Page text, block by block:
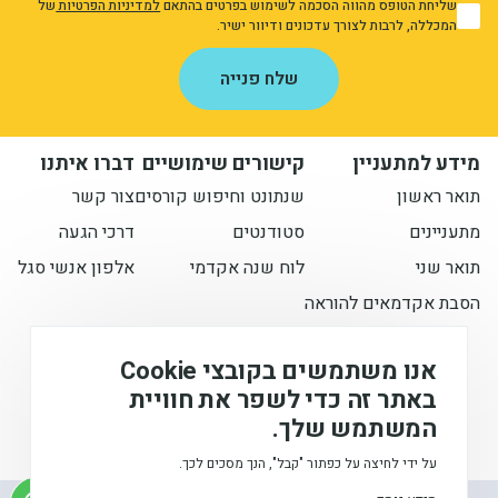
יחידות ומכונים 1
אני מאשר/ת את מדיניות הפרטיות
שליחת הטופס מהווה הסכמה לשימוש בפרטים בהתאםלמדיניות הפרטיותשל
המכללה, לרבות לצורך עדכונים ודיוור ישיר.
שלח פנייה
מידע למתעניין
תואר ראשון
מתעניינים
תואר שני
הסבת אקדמאים להוראה
קישורים שימושיים
שנתונט וחיפוש קורסים
סטודנטים
לוח שנה אקדמי
דברו איתנו
צור קשר
דרכי הגעה
אלפון אנשי סגל
המכללה האקדמית לחינוך ע"ש דוד ילין (ע.ר), © 2026
הישארו מעודכנים איתנואנו משתמשים בקובצי Cookie
באתר זה כדי לשפר את חוויית
המשתמש שלך.
על ידי לחיצה על כפתור "קבל", הנך מסכים לכך.